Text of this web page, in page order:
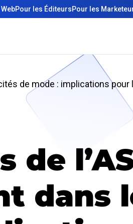
Pour les ÉditeursPour les
de mode : implications
de
dans